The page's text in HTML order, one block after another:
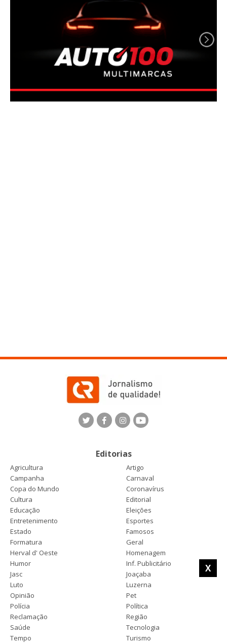
X
Editorias
Agricultura
Artigo
Campanha
Carnaval
Copa do Mundo
Coronavírus
Cultura
Editorial
Educação
Eleições
Entretenimento
Esportes
Estado
Famosos
Formatura
Geral
Herval d' Oeste
Homenagem
Humor
Inf. Publicitário
Jasc
Joaçaba
Luto
Luzerna
Opinião
Pet
Polícia
Política
Reclamação
Região
Saúde
Tecnologia
Tempo
Turismo